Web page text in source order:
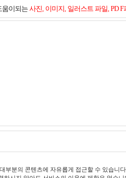
움이되는 사진, 이미지, 일러스트 파일, PD F